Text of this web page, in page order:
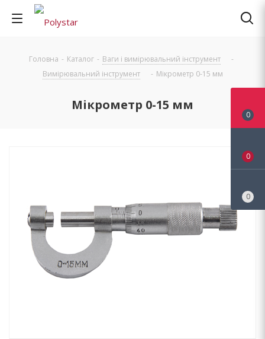
Головна - Каталог - Ваги і вимірювальний інструмент
-
Вимірювальний інструмент
- Мікрометр 0-15 мм
Мікрометр 0-15 мм
0
0
0